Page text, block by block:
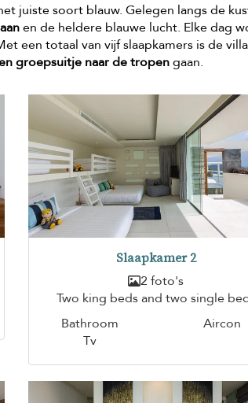
juiste soort blauw. Gelegen langs de
en de heldere blauwe lucht. Elke dag
een totaal van vijf slaapkamers is de villa
groepsuitje naar de tropengaan.
Slaapkamer 2
2 foto's
Two king beds and two single
Bathroom
Aircon
Tv